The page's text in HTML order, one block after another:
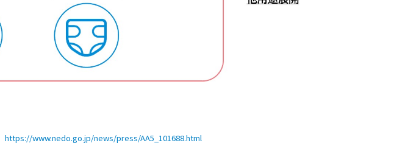
https://www.nedo.go.jp/news/press/AA5_101688.html